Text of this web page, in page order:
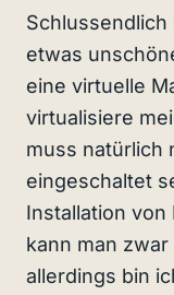
etwas
eine virtuelle
virtualisiere
muss natürlich
eingeschaltet
Installation von
kann man
allerdings bin